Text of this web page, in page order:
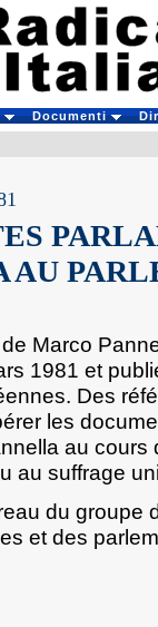
Documenti
AU
Marco
1981 et
Des
les
au cours
au suffrage
du groupe
et des